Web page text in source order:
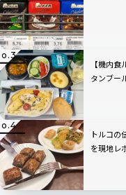
【機内
タンブー
トルコの
を現地レ